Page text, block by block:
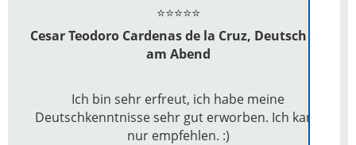
⭐⭐⭐⭐⭐
Cesar Teodoro Cardenas de la Cruz, Deutsch B2
am Abend
Ich bin sehr erfreut, ich habe meine
Deutschkenntnisse sehr gut erworben. Ich kann
nur empfehlen. :)